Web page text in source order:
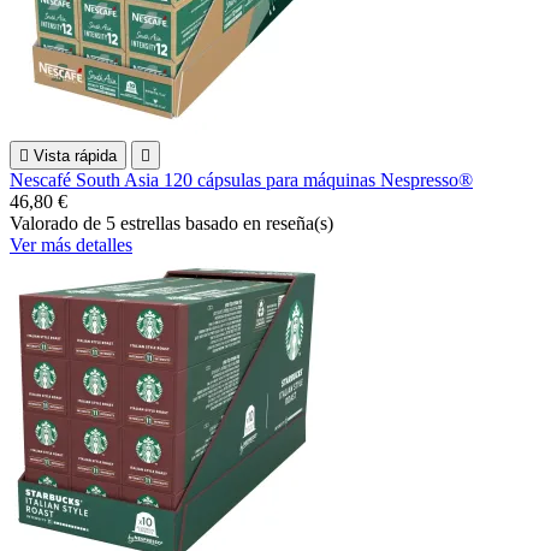
 Vista rápida 
Nescafé South Asia 120 cápsulas para máquinas Nespresso®
46,80 €
Valorado de 5 estrellas basado en reseña(s)
Ver más detalles